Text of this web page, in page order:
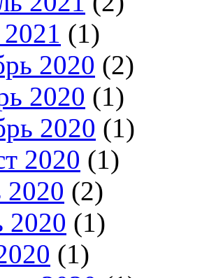
(1)
2020 (2)
2020 (1)
2020 (1)
2020 (1)
(2)
(1)
(1)